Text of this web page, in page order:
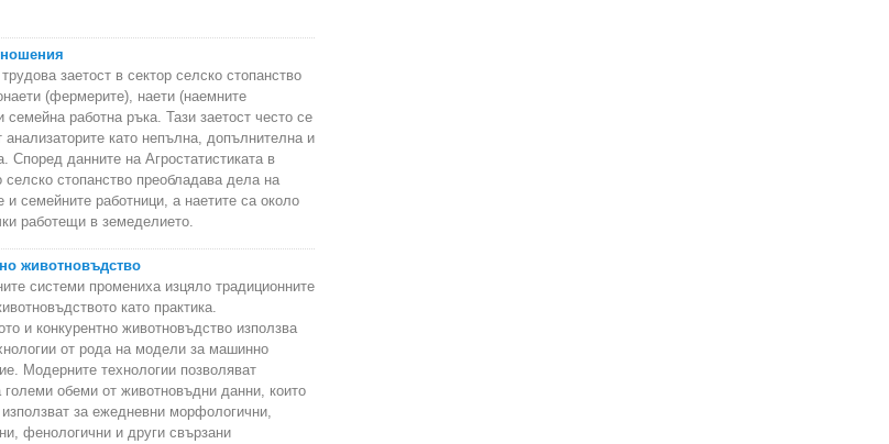
заетост в сектор селско стопанство
(фермерите), наети (наемните
семейна работна ръка. Тази заетост често се
анализаторите като непълна, допълнителна и
Според данните на Агростатистиката в
селско стопанство преобладава дела на
и семейните работници, а наетите са около
работещи в земеделието.
животновъдство
системи промениха изцяло традиционните
като практика.
и конкурентно животновъдство използва
от рода на модели за машинно
Модерните технологии позволяват
големи обеми от животновъдни данни, които
за ежедневни морфологични,
фенологични и други свързани